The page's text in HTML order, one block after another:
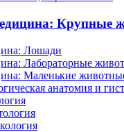
Крупные
Лошади
Лабораторные
Маленькие
анатомия и